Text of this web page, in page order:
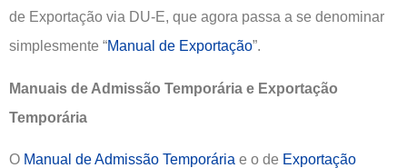
de Exportação via DU-E, que agora passa a se denominar
simplesmente “Manual de Exportação”.
Manuais de Admissão Temporária e Exportação
Temporária
O Manual de Admissão Temporária e o de Exportação